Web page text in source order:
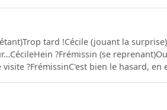
tard !Cécile (jouant la
?Frémissin (se
?FrémissinC'est bien le hasard,